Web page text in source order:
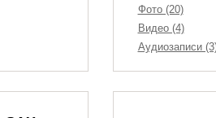
Фото (20)
Видео (4)
Аудиозаписи